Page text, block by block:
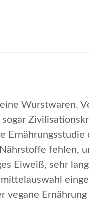
Wurstwaren.
fehlen,
Eiweiß, sehr
vegane